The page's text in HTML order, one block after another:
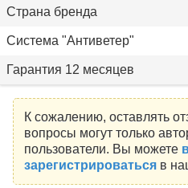
Страна бренда
Система "Антиветер"
Гарантия 12 месяцев
К сожалению, оставлять
вопросы могут только
пользователи. Вы можете
зарегистрироватьсяв